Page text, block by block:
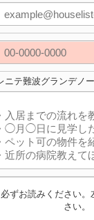
ニテ難波グランデノ
ずお読みください
さい。